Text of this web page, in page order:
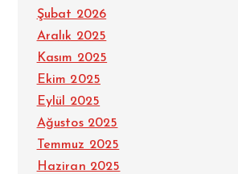
Şubat 2026
Aralık 2025
Kasım 2025
Ekim 2025
Eylül 2025
Ağustos 2025
Temmuz 2025
Haziran 2025